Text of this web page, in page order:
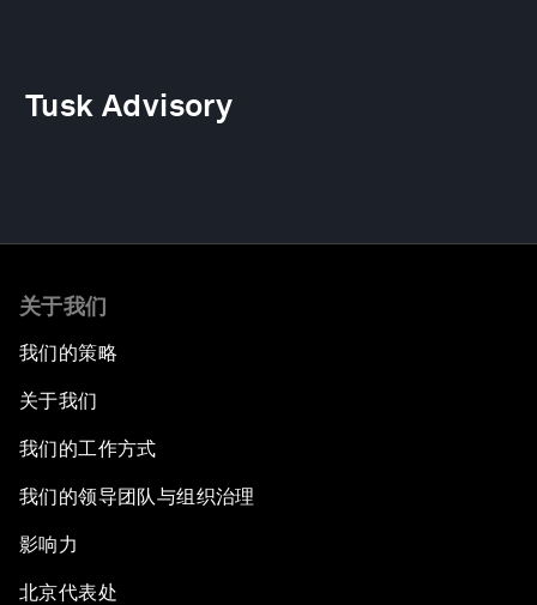
Tusk Advisory
关于我们
我们的策略
关于我们
我们的工作方式
我们的领导团队与组织治理
影响力
北京代表处